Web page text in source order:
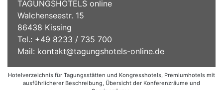
TAGUNGSHOTELS online
Walchenseestr. 15
86438 Kissing
Tel.: +49 8233 / 735 700
Mail: kontakt@tagungshotels-online.de
Hotelverzeichnis für Tagungsstätten und Kongresshotels, Premiumhotels mit
ausführlicherer Beschreibung, Übersicht der Konferenzräume und